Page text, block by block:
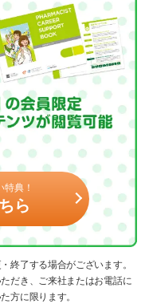
典！
ら
終了する場合がございます。
だき、ご来社またはお電話に
方に限ります。